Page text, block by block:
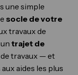
une simple
socle de votre
travaux de
trajet de
travaux — et
aides les plus